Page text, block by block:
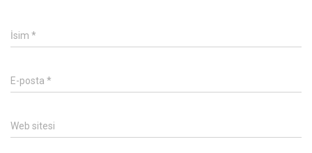
İsim *
E-posta *
Web sitesi